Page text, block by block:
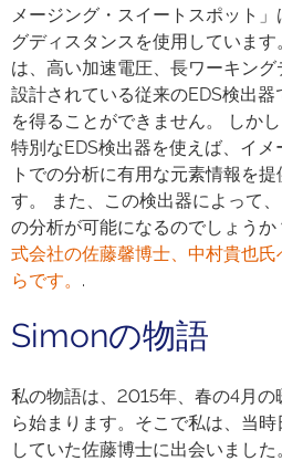
メージング・スイートスポット
グディスタンスを使用していま
は、高い加速電圧、長ワーキン
設計されている従来のEDS検出
を得ることができません。 しか
特別なEDS検出器を使えば、イ
トでの分析に有用な元素情報を
す。 また、この検出器によって
の分析が可能になるのでしょうか
式会社の佐藤馨博士、中村貴也
らです。 .
Simonの物語
私の物語は、2015年、春の4月
ら始まります。そこで私は、当
していた佐藤博士に出会いまし